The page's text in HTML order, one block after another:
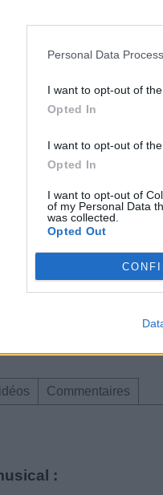
Personal Data
I want to opt-out of
Opted In
I want to opt-out of
Opted In
I want to opt-out of
of my Personal Data
was collected.
Opted Out
le 16 décembre 2021
Mentissa
Commentaires
: